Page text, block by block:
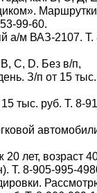
99-60.
а/м ВАЗ-2107. Т.
В, С, D. Без в/п,
З/п от 15
тыс. руб. Т. 8-
лет, возраст
Т. 8-905-995-